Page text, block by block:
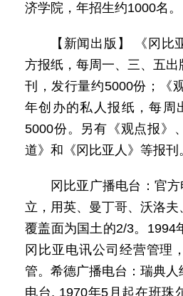
济学院，年招生约1000名。
【新闻出版】 《冈比
方报纸，每周一、三、五
刊，发行量约5000份；《
年创办的私人报纸，每周
5000份。另有《观点报》
道》和《冈比亚人》等报刊
冈比亚广播电台：官
立，用英、曼丁哥、沃洛夫
覆盖面为国土的2/3。1994
冈比亚电讯公司经营管理
管。希德广播电台：瑞典人
电台, 1970年5月起在班珠